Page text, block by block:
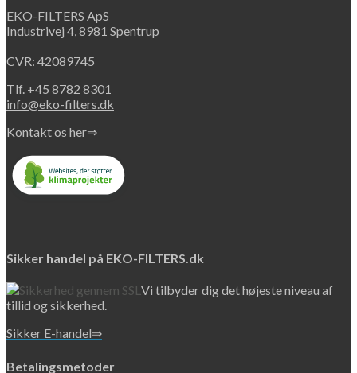
EKO-FILTERS ApS
Industrivej 4, 8981 Spentrup
CVR: 42089745
Tlf. +45 8782 8301
info@eko-filters.dk
Kontakt os her⇒
Sikker handel på EKO-FILTERS.dk
Vi tilbyder dig det højeste niveau af
tillid og sikkerhed.
Sikker E-handel⇒
Betalingsmetoder